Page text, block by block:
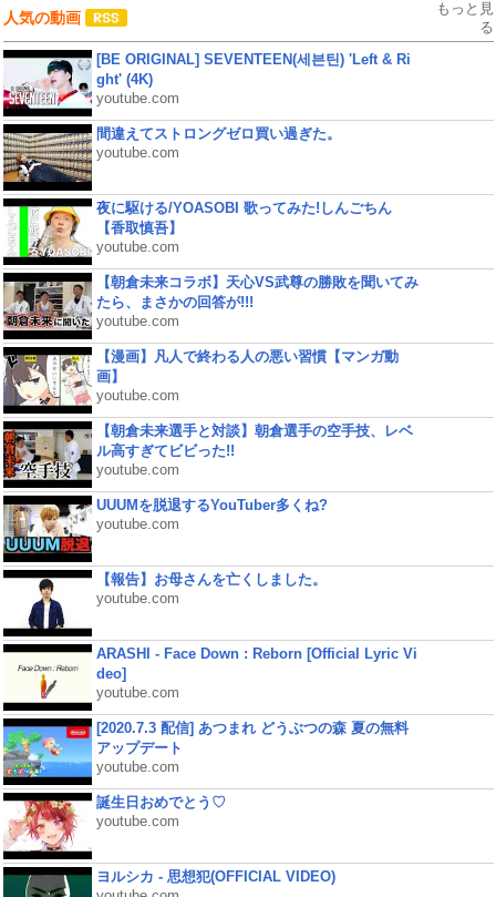
人気の動画
もっと見
る
[BE ORIGINAL] SEVENTEEN(세븐틴) 'Left & Ri
ght' (4K)
youtube.com
間違えてストロングゼロ買い過ぎた。
youtube.com
夜に駆ける/YOASOBI 歌ってみた!しんごちん
【香取慎吾】
youtube.com
【朝倉未来コラボ】天心VS武尊の勝敗を聞いてみ
たら、まさかの回答が!!!
youtube.com
【漫画】凡人で終わる人の悪い習慣【マンガ動
画】
youtube.com
【朝倉未来選手と対談】朝倉選手の空手技、レベ
ル高すぎてビビった!!
youtube.com
UUUMを脱退するYouTuber多くね?
youtube.com
【報告】お母さんを亡くしました。
youtube.com
ARASHI - Face Down : Reborn [Official Lyric Vi
deo]
youtube.com
[2020.7.3 配信] あつまれ どうぶつの森 夏の無料
アップデート
youtube.com
誕生日おめでとう♡
youtube.com
ヨルシカ - 思想犯(OFFICIAL VIDEO)